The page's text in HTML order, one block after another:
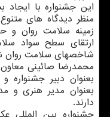
این جشنواره با
منظر دیدگاه های
زمینه سلامت روان
ارتقای سطح سواد
شاخصهای سلامت روان
محمدرضا صائینی
بعنوان دبیر جشنواره
بعنوان مدیر هنری و
دارند.